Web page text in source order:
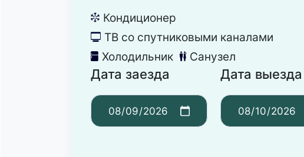
뀸 Кондиционер
넎 ТВ со спутниковыми каналами
녒 Холодильник 댃 Санузел
Дата заезда Дата выезда